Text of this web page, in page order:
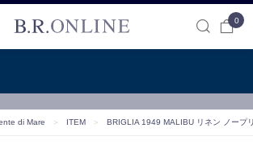
0
di Mare ＞ ITEM ＞ BRIGLIA 1949 MALIBU リネン ノープ